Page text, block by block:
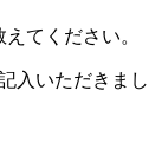
てください。
入いただきまし